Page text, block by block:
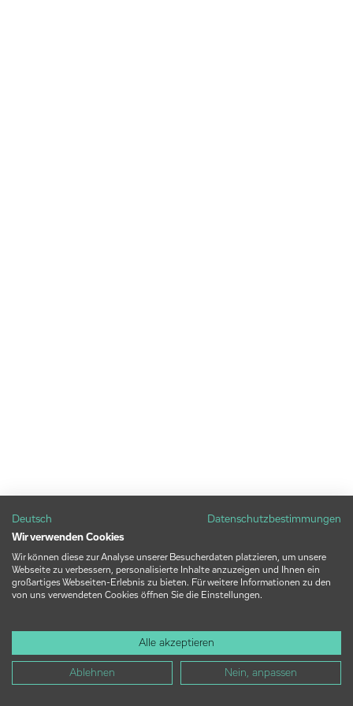
Deutsch
Datenschutzbestimmungen
Wir verwenden Cookies
Wir können diese zur Analyse unserer Besucherdaten platzieren, um unsere
Webseite zu verbessern, personalisierte Inhalte anzuzeigen und Ihnen ein
großartiges Webseiten-Erlebnis zu bieten. Für weitere Informationen zu den
von uns verwendeten Cookies öffnen Sie die Einstellungen.
Alle akzeptieren
Ablehnen Nein, anpassen